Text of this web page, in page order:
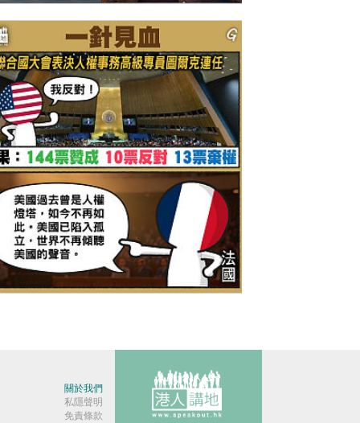
關於我們
私隱聲明
免責條款